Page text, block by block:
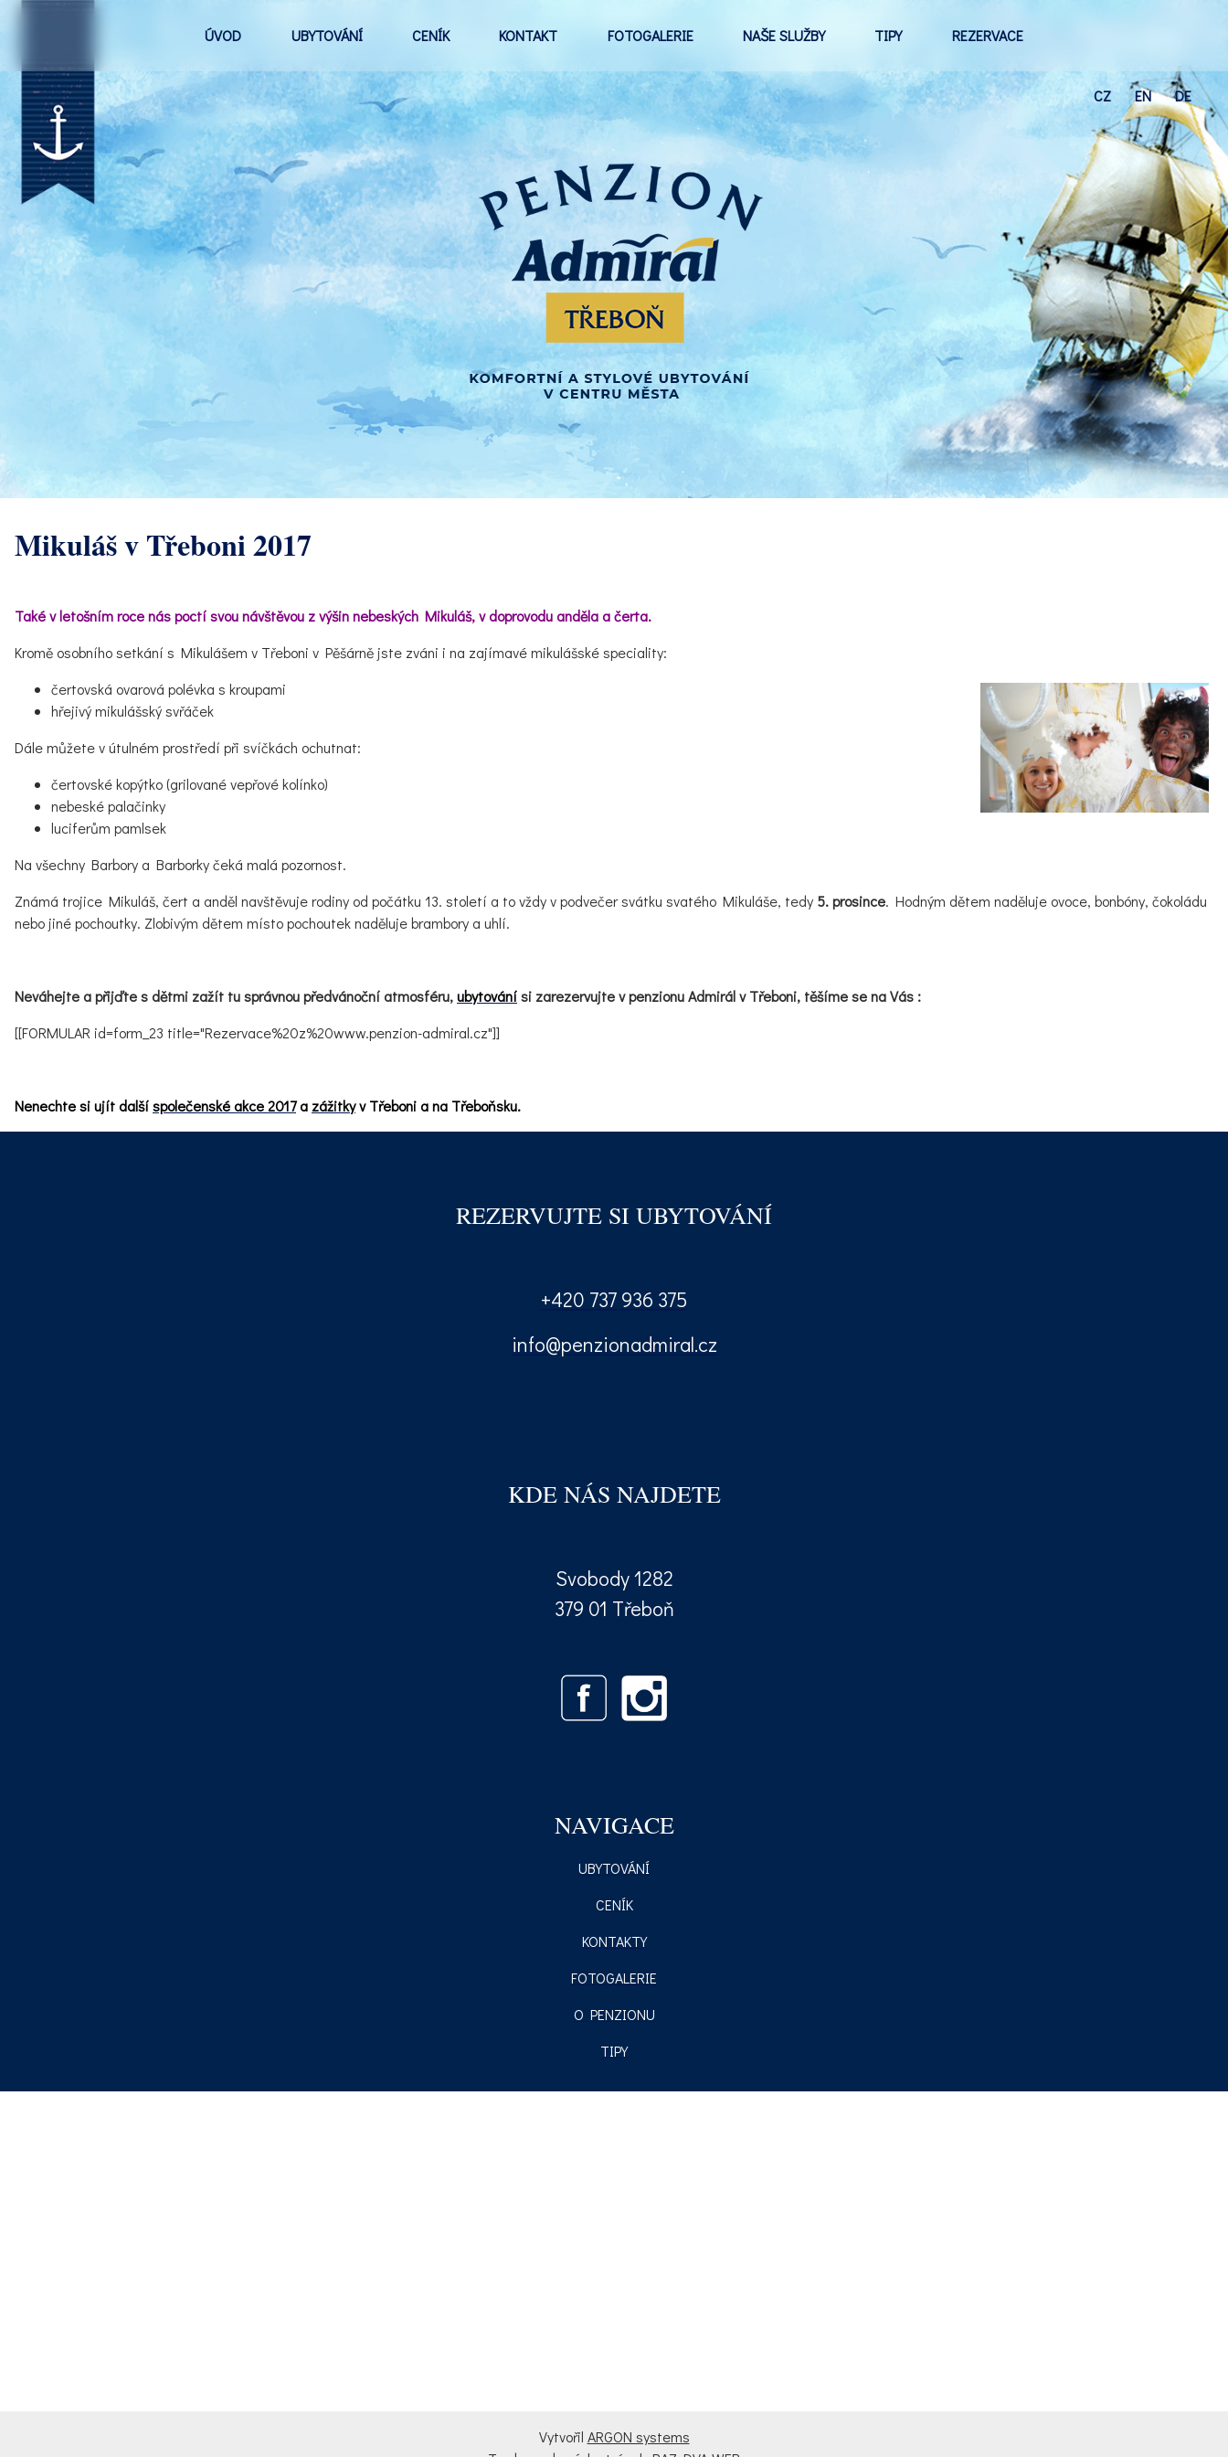
ÚVOD UBYTOVÁNÍ CENÍK KONTAKT FOTOGALERIE NAŠE SLUŽBY TIPY REZERVACE
CZ EN DE
Mikuláš v Třeboni 2017
Také v letošním roce nás poctí svou návštěvou z výšin nebeských Mikuláš, v doprovodu anděla a čerta.
Kromě osobního setkání s Mikulášem v Třeboni v Pěšárně jste zváni i na zajímavé mikulášské speciality:
čertovská ovarová polévka s kroupami
hřejivý mikulášský svřáček
Dále můžete v útulném prostředí při svíčkách ochutnat:
čertovské kopýtko (grilované vepřové kolínko)
nebeské palačinky
luciferům pamlsek
Na všechny Barbory a Barborky čeká malá pozornost.
Známá trojice Mikuláš, čert a anděl navštěvuje rodiny od počátku 13. století a to vždy v podvečer svátku svatého Mikuláše, tedy 5. prosince. Hodným dětem naděluje ovoce, bonbóny, čokoládu
nebo jiné pochoutky. Zlobivým dětem místo pochoutek naděluje brambory a uhlí.
Neváhejte a přijďte s dětmi zažít tu správnou předvánoční atmosféru,ubytovánísi zarezervujte v penzionu Admirál v Třeboni, těšíme se na Vás :
[[FORMULAR id=form_23 title="Rezervace%20z%20www.penzion-admiral.cz"]]
Nenechte si ujít dalšíspolečenské akce 2017a zážitkyv Třeboni a na Třeboňsku.
REZERVUJTE SI UBYTOVÁNÍ
+420 737 936 375
info@penzionadmiral.cz
KDE NÁS NAJDETE
Svobody 1282
379 01 Třeboň
NAVIGACE
UBYTOVÁNÍ
CENÍK
KONTAKTY
FOTOGALERIE
O PENZIONU
TIPY
Vytvořil ARGON systems